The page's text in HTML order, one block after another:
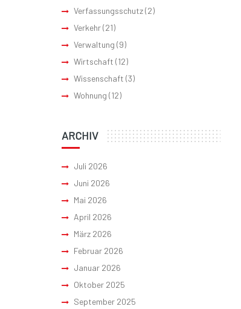
Verfassungsschutz(2)
Verkehr(21)
Verwaltung (9)
Wirtschaft (12)
Wissenschaft (3)
Wohnung (12)
ARCHIV
Juli 2026
Juni 2026
Mai 2026
April 2026
März 2026
Februar 2026
Januar 2026
Oktober 2025
September 2025